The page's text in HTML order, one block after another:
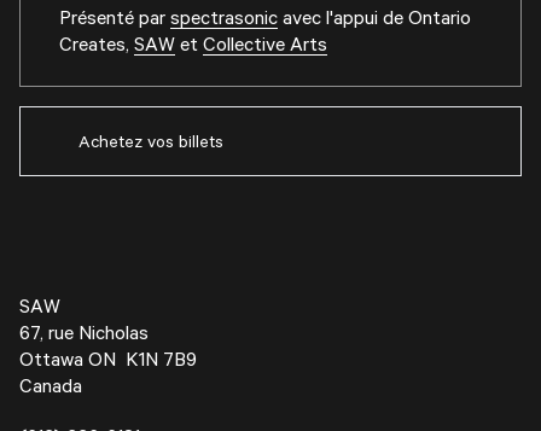
Présenté parspectrasonicavec l'appui deOntario
Creates, SAWet Collective Arts
Achetez vos billets
SAW
67, rue Nicholas
Ottawa ON K1N 7B9
Canada